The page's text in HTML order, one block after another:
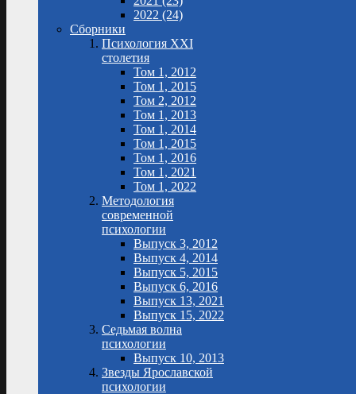
2022 (24)
Сборники
Психология XXI
столетия
Том 1, 2012
Том 1, 2015
Том 2, 2012
Том 1, 2013
Том 1, 2014
Том 1, 2015
Том 1, 2016
Том 1, 2021
Том 1, 2022
Методология
современной
психологии
Выпуск 3, 2012
Выпуск 4, 2014
Выпуск 5, 2015
Выпуск 6, 2016
Выпуск 13, 2021
Выпуск 15, 2022
Седьмая волна
психологии
Выпуск 10, 2013
Звезды Ярославской
психологии